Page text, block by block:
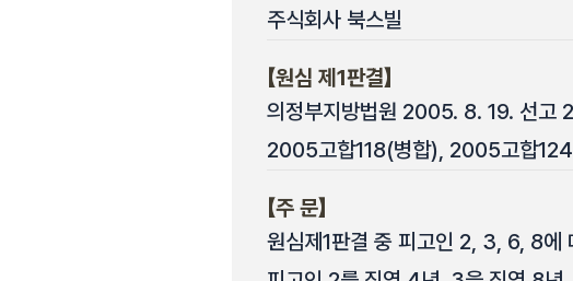
주식회사 북스빌
【원심 제1판결】
의정부지방법원 2005. 8. 19. 선
2005고합118(병합), 2005고합
【주 문】
원심제1판결 중 피고인 2, 3, 6, 8에